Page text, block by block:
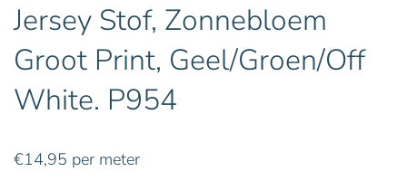
Jersey Stof, Zonnebloem
Groot Print, Geel/Groen/Off
White. P954
€14,95 per meter